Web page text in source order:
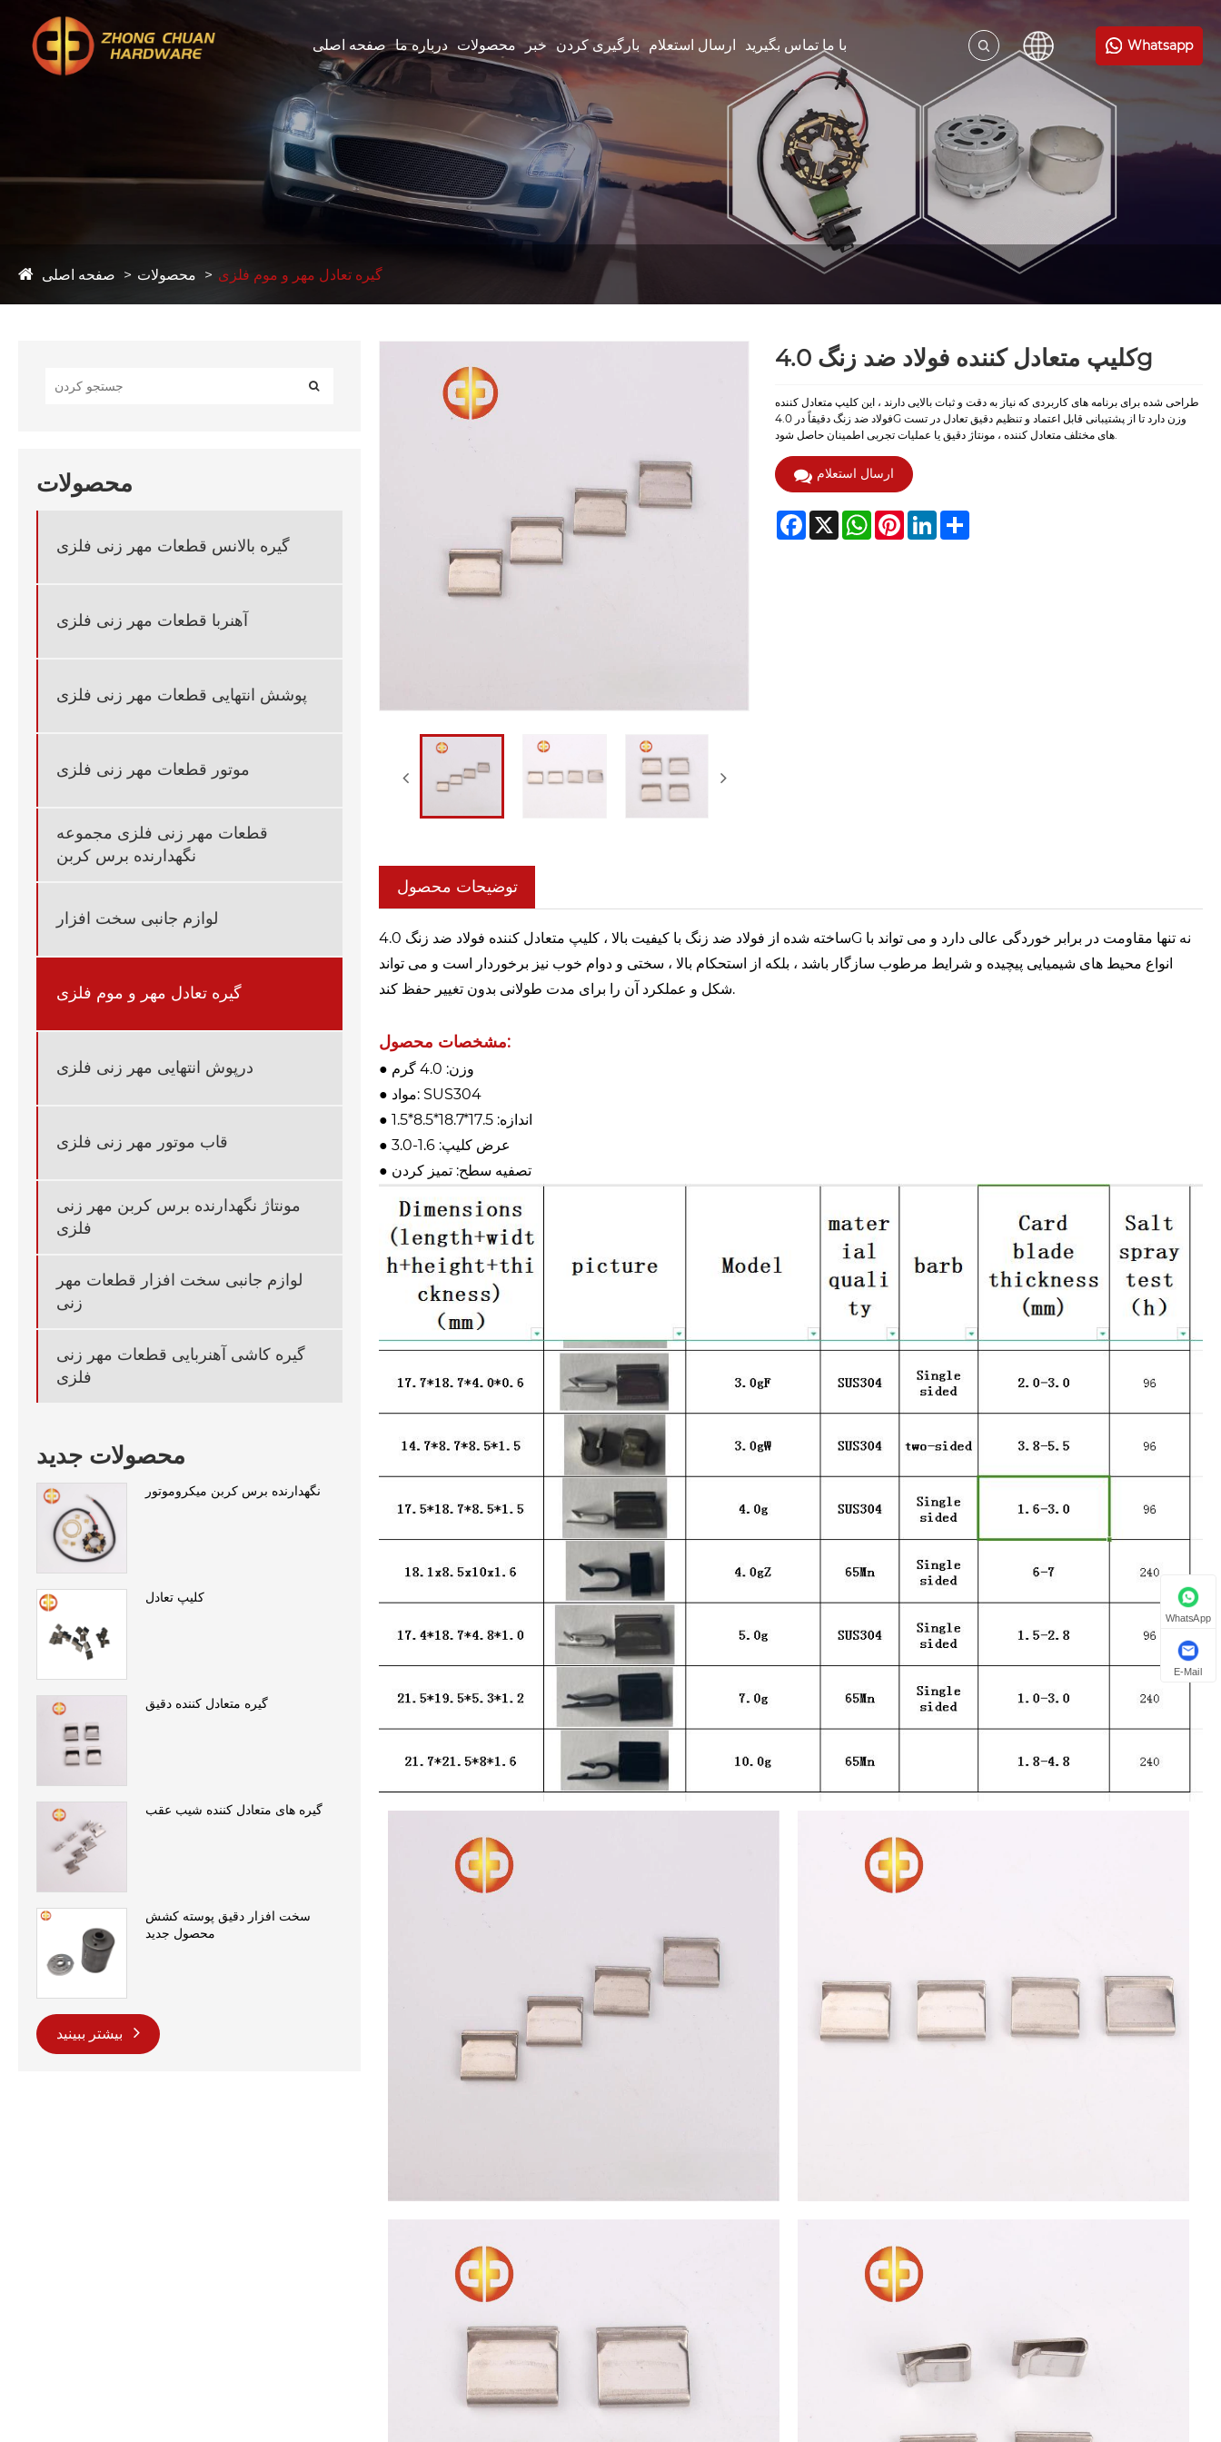
صفحه اصلی درباره ما محصولات خبر بارگیری کردن ارسال استعلام با ما تماس بگیرید Whatsapp
صفحه اصلی محصولات گیره تعادل مهر و موم فلزی
محصولات
گیره بالانس قطعات مهر زنی فلزی
آهنربا قطعات مهر زنی فلزی
پوشش انتهایی قطعات مهر زنی فلزی
موتور قطعات مهر زنی فلزی
قطعات مهر زنی فلزی مجموعه
نگهدارنده برس کربن
لوازم جانبی سخت افزار
گیره تعادل مهر و موم فلزی
درپوش انتهایی مهر زنی فلزی
قاب موتور مهر زنی فلزی
مونتاژ نگهدارنده برس کربن مهر زنی
فلزی
لوازم جانبی سخت افزار قطعات مهر
زنی
گیره کاشی آهنربایی قطعات مهر زنی
فلزی
محصولات جدید
نگهدارنده برس کربن میکروموتور
کلیپ تعادل
گیره متعادل کننده دقیق
گیره های متعادل کننده شیب عقب
سخت افزار دقیق پوسته کشش
محصول جدید
کلیپ متعادل کننده فولاد ضد زنگ 4.0g
طراحی شده برای برنامه های کاربردی که نیاز به دقت و ثبات بالایی دارند ، این کلیپ متعادل کننده
فولاد ضد زنگ دقیقاً در 4.0G وزن دارد تا از پشتیبانی قابل اعتماد و تنظیم دقیق تعادل در تست
های مختلف متعادل کننده ، مونتاژ دقیق یا عملیات تجربی اطمینان حاصل شود.
ارسال استعلام
Facebook
X WhatsAppPinterestLinkedInShare
توضیحات محصول
ساخته شده از فولاد ضد زنگ با کیفیت بالا ، کلیپ متعادل کننده فولاد ضد زنگ 4.0G نه تنها مقاومت در برابر خوردگی عالی دارد و می تواند با
انواع محیط های شیمیایی پیچیده و شرایط مرطوب سازگار باشد ، بلکه از استحکام بالا ، سختی و دوام خوب نیز برخوردار است و می تواند
شکل و عملکرد آن را برای مدت طولانی بدون تغییر حفظ کند.
مشخصات محصول:
● وزن: 4.0 گرم
● مواد: SUS304
● اندازه: 17.5*18.7*8.5*1.5
● عرض کلیپ: 1.6-3.0
● تصفیه سطح: تمیز کردن
WhatsApp
E-Mail